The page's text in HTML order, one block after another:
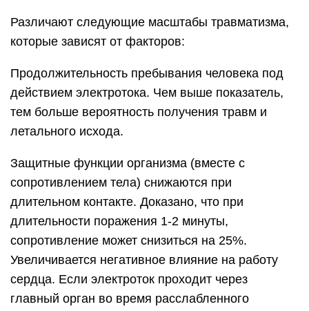
Различают следующие масштабы травматизма,
которые зависят от факторов:
Продолжительность пребывания человека под
действием электротока. Чем выше показатель,
тем больше вероятность получения травм и
летального исхода.
Защитные функции организма (вместе с
сопротивлением тела) снижаются при
длительном контакте. Доказано, что при
длительности поражения 1-2 минуты,
сопротивление может снизиться на 25%.
Увеличивается негативное влияние на работу
сердца. Если электроток проходит через
главный орган во время расслабленного